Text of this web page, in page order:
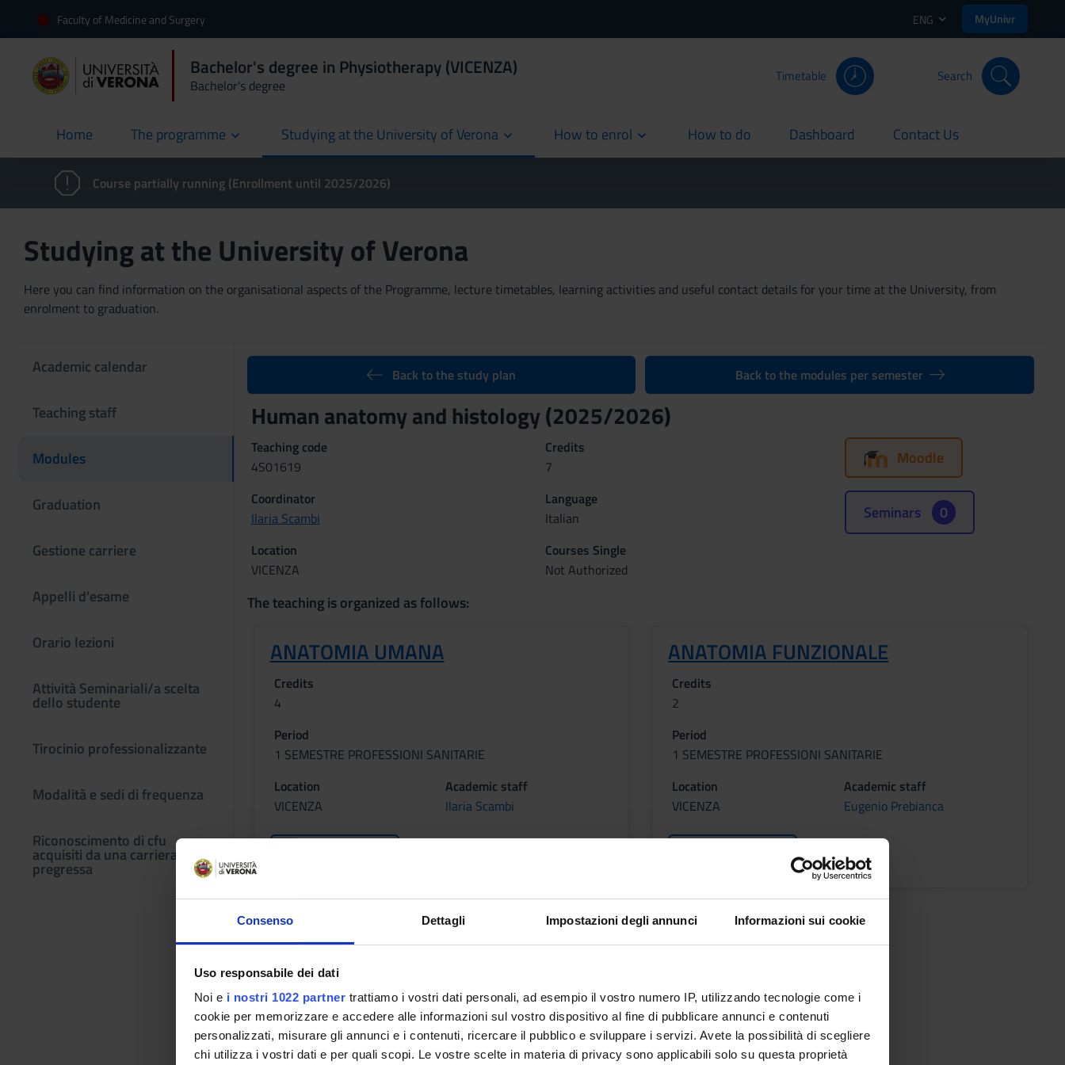
Consenso Dettagli Impostazioni degli annunci Informazioni sui cookie
Uso responsabile dei dati
Noi e i nostri 1022 partner trattiamo i vostri dati personali, ad esempio il vostro numero IP, utilizzando tecnologie come i
cookie per memorizzare e accedere alle informazioni sul vostro dispositivo al fine di pubblicare annunci e contenuti
personalizzati, misurare gli annunci e i contenuti, ricercare il pubblico e sviluppare i servizi. Avete la possibilità di scegliere
chi utilizza i vostri dati e per quali scopi. Le vostre scelte in materia di privacy sono applicabili solo su questa proprietà
Faculty of Medicine and Surgery ENG MyUnivr
Bachelor's degree in Physiotherapy (VICENZA)
Bachelor's degree
Timetable Search
Home
current The programme Studying at the University of Verona How to enrol How to do
current Dashboard
current Contact Us
current
Course partially running (Enrollment until 2025/2026)
Studying at the University of Verona
Here you can find information on the organisational aspects of the Programme, lecture timetables, learning activities and useful contact details for your time at the University, from
enrolment to graduation.
Academic calendar
Teaching staff
Modules
Graduation
Gestione carriere
Appelli d'esame
Orario lezioni
Attività Seminariali/a scelta
dello studente
Tirocinio professionalizzante
Modalità e sedi di frequenza
Riconoscimento di cfu
acquisiti da una carriera
pregressa
Back to the study plan Back to the modules per semester
Human anatomy and histology (2025/2026)
Teaching code
4S01619
Credits
7
Coordinator
Ilaria Scambi
Language
Italian
Location
VICENZA
Courses Single
Not Authorized
Moodle
Seminars 0
The teaching is organized as follows:
ANATOMIA UMANA
Credits
4
Period
1 SEMESTRE PROFESSIONI SANITARIE
Location
VICENZA
Academic staff
Ilaria Scambi
ANATOMIA FUNZIONALE
Credits
2
Period
1 SEMESTRE PROFESSIONI SANITARIE
Location
VICENZA
Academic staff
Eugenio Prebianca
ISTOLOGIA
1
Period
1 SEMESTRE PROFESSIONI SANITARIE
Location
Academic staff